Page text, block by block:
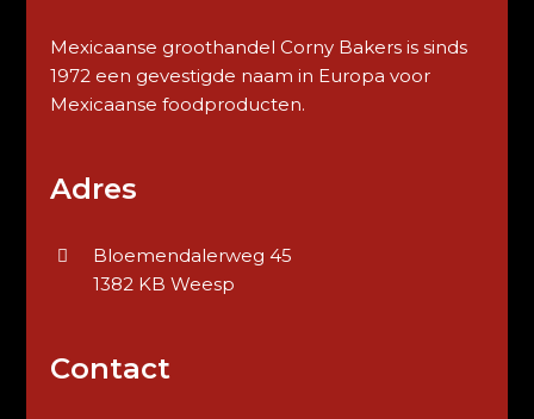
Mexicaanse groothandel Corny Bakers is sinds
1972 een gevestigde naam in Europa voor
Mexicaanse foodproducten.
Adres
Bloemendalerweg 45
1382 KB Weesp
Contact